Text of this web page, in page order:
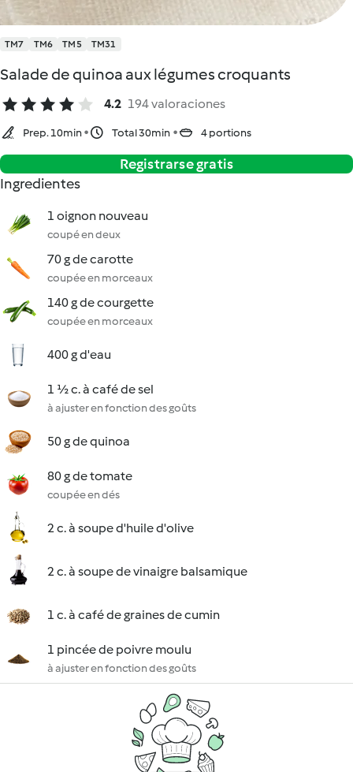
TM7 TM6 TM5 TM31
Salade de quinoa aux légumes croquants
4.2 194 valoraciones
Prep. 10min Total 30min 4 portions
Registrarse gratis
Ingredientes
1 oignon nouveau
coupé en deux
70 g de carotte
coupée en morceaux
140 g de courgette
coupée en morceaux
400 g d'eau
1 ½ c. à café de sel
à ajuster en fonction des goûts
50 g de quinoa
80 g de tomate
coupée en dés
2 c. à soupe d'huile d'olive
2 c. à soupe de vinaigre balsamique
1 c. à café de graines de cumin
1 pincée de poivre moulu
à ajuster en fonction des goûts